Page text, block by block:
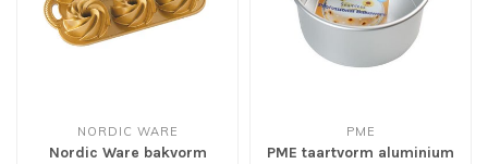
NORDIC WARE
Nordic Ware bakvorm
PME
PME taartvorm aluminium